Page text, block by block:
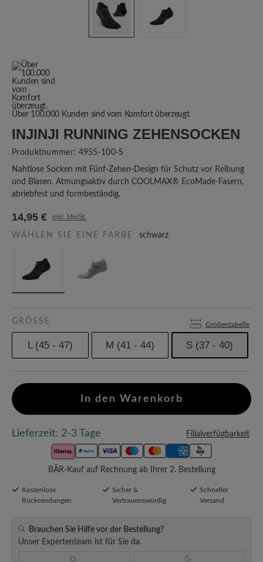
Über 100.000 Kunden sind vom Komfort überzeugt.
INJINJI RUNNING ZEHENSOCKEN
Produktnummer: 4955-100-S
Nahtlose Socken mit Fünf-Zehen-Design für Schutz vor Reibung
und Blasen. Atmungsaktiv durch COOLMAX® EcoMade-Fasern,
abriebfest und formbeständig.
14,95 € inkl. MwSt.
WÄHLEN SIE EINE FARBE schwarz
GRÖSSE Größentabelle
L (45 - 47) M (41 - 44) S (37 - 40)
In den Warenkorb
Lieferzeit: 2-3 Tage Filialverfügbarkeit
BÄR-Kauf auf Rechnung ab Ihrer 2. Bestellung
Kostenlose
Rücksendungen
Sicher &
Vertrauenswürdig
Schneller
Versand
Brauchen Sie Hilfe vor der Bestellung?
Unser Expertenteam ist für Sie da.